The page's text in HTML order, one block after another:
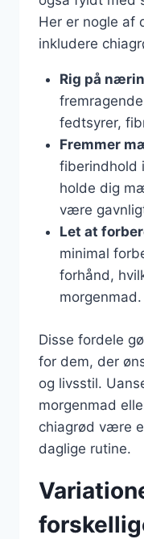
Her er nogle af
inkludere
Rig på
fedtsyrer,
Fremmer
fiberindhold
holde dig
være
Let at
minimal
forhånd,
morgenmad.
Disse fordele
for dem, der
og livsstil.
morgenmad
chiagrød være
daglige rutine.